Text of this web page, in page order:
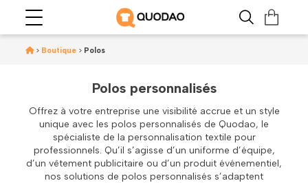
> Boutique > Polos
Polos personnalisés
Offrez à votre entreprise une visibilité accrue et un style
unique avec les polos personnalisés de Quodao, le
spécialiste de la personnalisation textile pour
professionnels. Qu’il s’agisse d’un uniforme d’équipe,
d’un vêtement publicitaire ou d’un produit événementiel,
nos solutions de polos personnalisés s’adaptent